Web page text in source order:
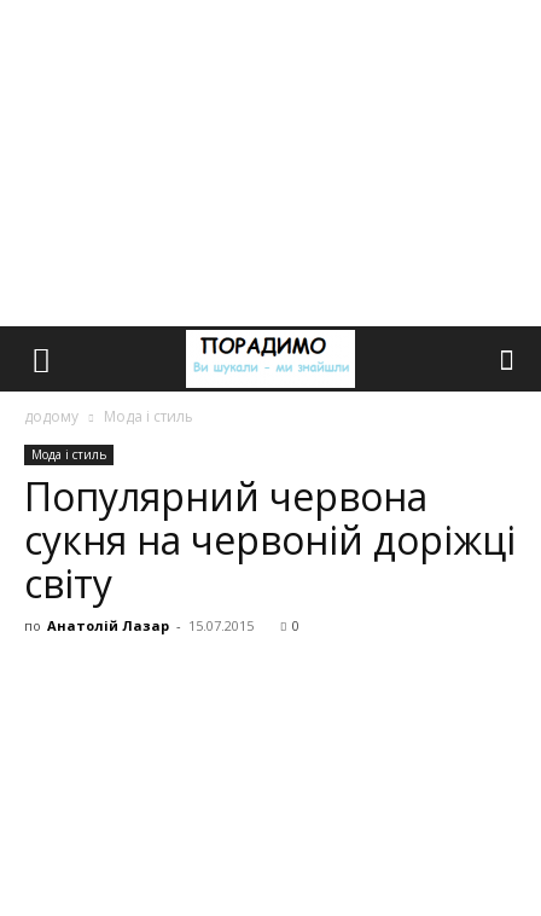
додому Мода і стиль
Мода і стиль
Популярний червона
сукня на червоній доріжці
світу
по Анатолій Лазар - 15.07.2015 0